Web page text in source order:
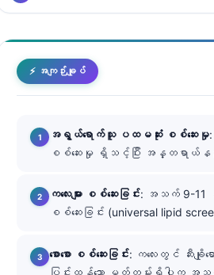
⚡ အကျဉ်းချုပ်
အရွယ်ရောက်သူ ပထမဆုံး စစ်ဆေးမှု
စစ်ဆေးမှု ရှိသင့်ပြီး အန္တရာယ်
ကလေးများ စစ်ဆေးခြင်း: အသက် 9-
စစ်ဆေးခြင်း (universal lipid
စောစော စစ်ဆေးခြင်း: ကလေးတွင် ဆီးခ
ပြင်းထန်သော မှတ်တမ်းရှိပါက